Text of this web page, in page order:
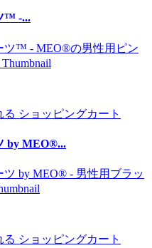
™ -...
る ショッピングカート
by MEO®...
る ショッピングカート